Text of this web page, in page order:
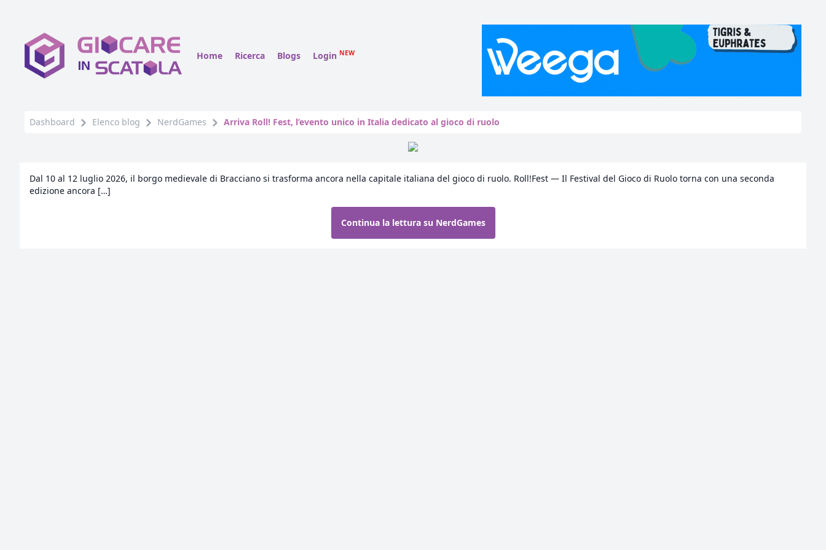
Home Ricerca Blogs Login NEW
Dashboard Elenco blog NerdGames Arriva Roll! Fest, l’evento unico in Italia dedicato al gioco di ruolo
Dal 10 al 12 luglio 2026, il borgo medievale di Bracciano si trasforma ancora nella capitale italiana del gioco di ruolo. Roll!Fest — Il Festival del Gioco di Ruolo torna con una seconda
edizione ancora […]
Continua la lettura su NerdGames